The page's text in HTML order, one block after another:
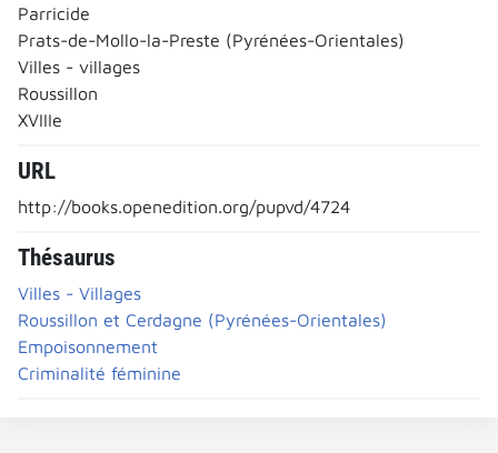
Parricide
Prats-de-Mollo-la-Preste (Pyrénées-Orientales)
Villes - villages
Roussillon
XVIIIe
URL
http://books.openedition.org/pupvd/4724
Thésaurus
Villes - Villages
Roussillon et Cerdagne (Pyrénées-Orientales)
Empoisonnement
Criminalité féminine